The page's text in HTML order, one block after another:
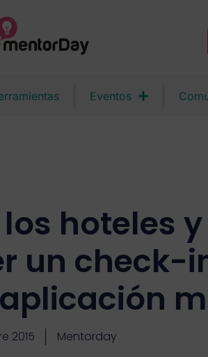
Eventos
hoteles
un check-
2015 Mentorday